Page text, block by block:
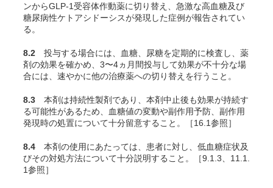
ンからGLP-1受容体作動薬に切り替え、急激な高血糖及び
糖尿病性ケトアシドーシスが発現した症例が報告されてい
る。
8.2 投与する場合には、血糖、尿糖を定期的に検査し、薬
剤の効果を確かめ、3〜4ヵ月間投与して効果が不十分な場
合には、速やかに他の治療薬への切り替えを行うこと。
8.3 本剤は持続性製剤であり、本剤中止後も効果が持続す
る可能性があるため、血糖値の変動や副作用予防、副作用
発現時の処置について十分留意すること。［16.1参照］
8.4 本剤の使用にあたっては、患者に対し、低血糖症状及
びその対処方法について十分説明すること。［9.1.3、11.1.
1参照］